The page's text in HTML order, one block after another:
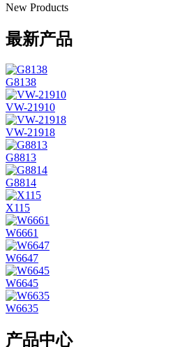
New Products
最新产品
G8138
VW-21910
VW-21918
G8813
G8814
X115
W6661
W6647
W6645
W6635
产品中心